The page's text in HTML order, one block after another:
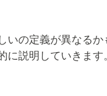
いの定義が異なる
に説明していきます